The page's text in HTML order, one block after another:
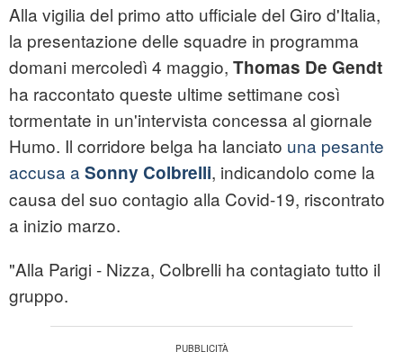
Alla vigilia del primo atto ufficiale del Giro d'Italia,
la presentazione delle squadre in programma
domani mercoledì 4 maggio, Thomas De Gendt
ha raccontato queste ultime settimane così
tormentate in un'intervista concessa al giornale
Humo. Il corridore belga ha lanciato una pesante
accusa a Sonny Colbrelli, indicandolo come la
causa del suo contagio alla Covid-19, riscontrato
a inizio marzo.
"Alla Parigi - Nizza, Colbrelli ha contagiato tutto il
gruppo.